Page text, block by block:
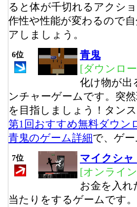
ると体が千切れるアクシ
作性や性能が変わるので
アしましょう。
6位
青鬼
[ダウンロ
化け物が出
ンチャーゲームです。突
を目指しましょう！タン
第1回おすすめ無料ダウン
青鬼のゲーム詳細で、ゲ
7位
マイクシャ
[オンライ
お金を入れ
当たりをするゲームです